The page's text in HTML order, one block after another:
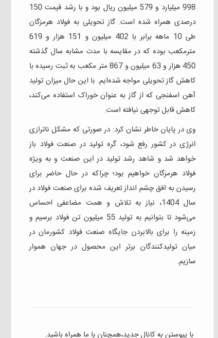
998 میلیارد و 579 میلیون ریال بود و با رشد قیمت 150
درصدی همراه شده است. گاز تحویلی به فولاد هرمزگان
طی 10 ماهه برابر با 402 میلیون و 151 هزار و 619
مترمکعب بوده که در مقایسه با مدت مشابه سال گذشته
450 هزار و 63 میلیون و 867 متر مکعب به ثبت رسیده با
کاهش گاز تحویلی مواجه شده‌ایم. با این حال میزان تولید
آهن اسفنجی که از گاز به عنوان خوراک استفاده می‌کند،
کاهش قابل توجهی نیافته است.
وی در پایان خاطر نشان کرد: در صورتی که مشکل ناترازی
انرژی در کشور رفع شود، گره تولید در صنعت فولاد باز
خواهد شد و شاهد رشد تولید در این صنعت و به ویژه
فولاد هرمزگان خواهیم بود؛ چراکه در حال حاضر برای
رسیدن به افق چشم انداز تعریف شده برای صنعت فولاد در
سال 1404، نیاز به تلاش و همت مضاعفی احساس
می‌شود تا بتوانیم به تولید 55 میلیون تن فولاد برسیم و
زمینه را برای بالابردن جایگاه صنعت فولاد کشورمان در
میان تولیدکنندگان برتر این محصول در جهان هموار
سازیم.
با پیوستن به کانال جدید،همچنان با ما همراه باشید.